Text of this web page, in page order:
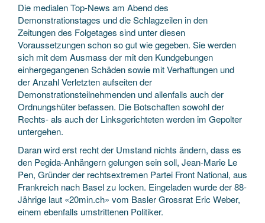
Die medialen Top-News am Abend des
Demonstrationstages und die Schlagzeilen in den
Zeitungen des Folgetages sind unter diesen
Voraussetzungen schon so gut wie gegeben. Sie werden
sich mit dem Ausmass der mit den Kundgebungen
einhergegangenen Schäden sowie mit Verhaftungen und
der Anzahl Verletzten aufseiten der
Demonstrationsteilnehmenden und allenfalls auch der
Ordnungshüter befassen. Die Botschaften sowohl der
Rechts- als auch der Linksgerichteten werden im Gepolter
untergehen.
Daran wird erst recht der Umstand nichts ändern, dass es
den Pegida-Anhängern gelungen sein soll, Jean-Marie Le
Pen, Gründer der rechtsextremen Partei Front National, aus
Frankreich nach Basel zu locken. Eingeladen wurde der 88-
Jährige laut «20min.ch» vom Basler Grossrat Eric Weber,
einem ebenfalls umstrittenen Politiker.